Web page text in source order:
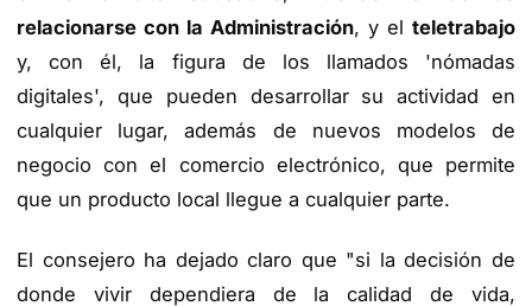
relacionarse con la Administración, y el teletrabajo
y, con él, la figura de los llamados 'nómadas
digitales', que pueden desarrollar su actividad en
cualquier lugar, además de nuevos modelos de
negocio con el comercio electrónico, que permite
que un producto local llegue a cualquier parte.
El consejero ha dejado claro que "si la decisión de
donde vivir dependiera de la calidad de vida,